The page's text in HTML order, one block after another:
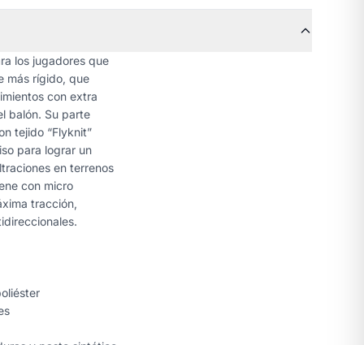
los jugadores que
más rígido, que
con extra
balón. Su parte
tejido “Flyknit”
para lograr un
en terrenos
con micro
tracción,